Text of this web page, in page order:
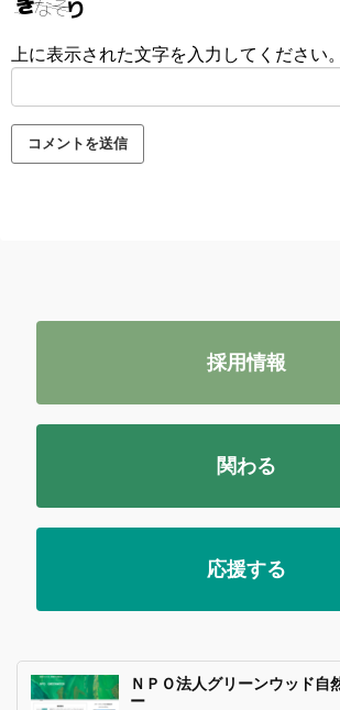
上に表示された文字を入力してください。
採用情報
関わる
応援する
ＮＰＯ法人グリーンウッド自
ー